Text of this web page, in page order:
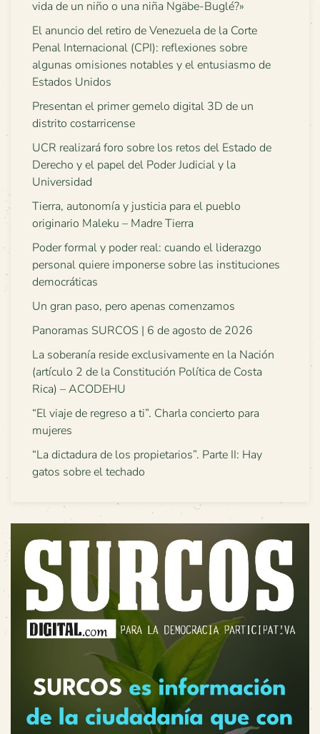
vida de un niño o una niña Ngäbe-Buglé?»
El anuncio del retiro de Venezuela de la Corte
Penal Internacional (CPI): reflexiones sobre
algunas omisiones notables y el entusiasmo de
Estados Unidos
Presentan el primer gemelo digital 3D de un
distrito costarricense
UCR realizará foro sobre los retos del Estado de
Derecho y el papel del Poder Judicial y la
Universidad
Tierra, autonomía y justicia para el pueblo
originario Maleku – Madre Tierra
Poder formal y poder real: cuando el liderazgo
personal quiere imponerse sobre las instituciones
democráticas
Un gran paso, pero apenas comenzamos
Panoramas SURCOS | 6 de agosto de 2026
La soberanía reside exclusivamente en la Nación
(artículo 2 de la Constitución Política de Costa
Rica) – ACODEHU
“El viaje de regreso a ti”. Charla concierto para
mujeres
“La dictadura de los propietarios”. Parte II: Hay
gatos sobre el techado